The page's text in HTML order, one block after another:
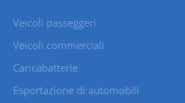
Veicoli passeggeri
Veicoli commerciali
Caricabatterie
Esportazione di automobili